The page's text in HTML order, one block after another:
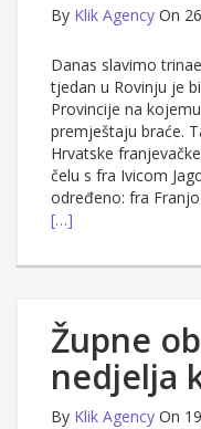
By Klik Agency On
Danas slavimo
tjedan u Rovinju je
Provincije na
premještaju braće.
Hrvatske
čelu s fra Ivicom
određeno: fra
[…]
Župne
nedjelja
By Klik Agency On